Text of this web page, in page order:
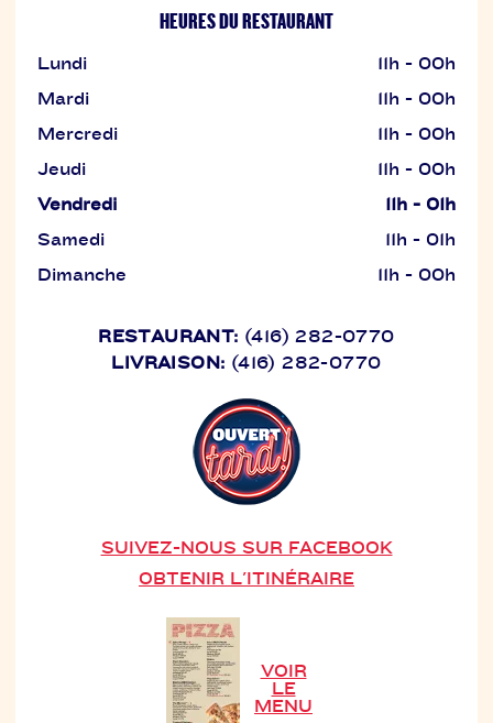
HEURES DU RESTAURANT
Lundi
11h - 00h
Mardi
11h - 00h
Mercredi
11h - 00h
Jeudi
11h - 00h
Vendredi
11h - 01h
Samedi
11h - 01h
Dimanche
11h - 00h
SUIVEZ-NOUS SUR FACEBOOK
OBTENIR L'ITINÉRAIRE
VOIR
LE
MENU
RESTAURANT: (416) 282-0770
LIVRAISON: (416) 282-0770